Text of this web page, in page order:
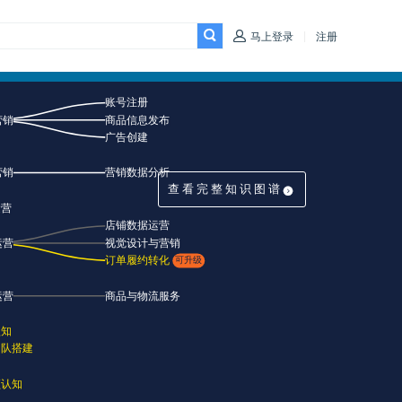
马上登录 注册
查看完整知识图谱